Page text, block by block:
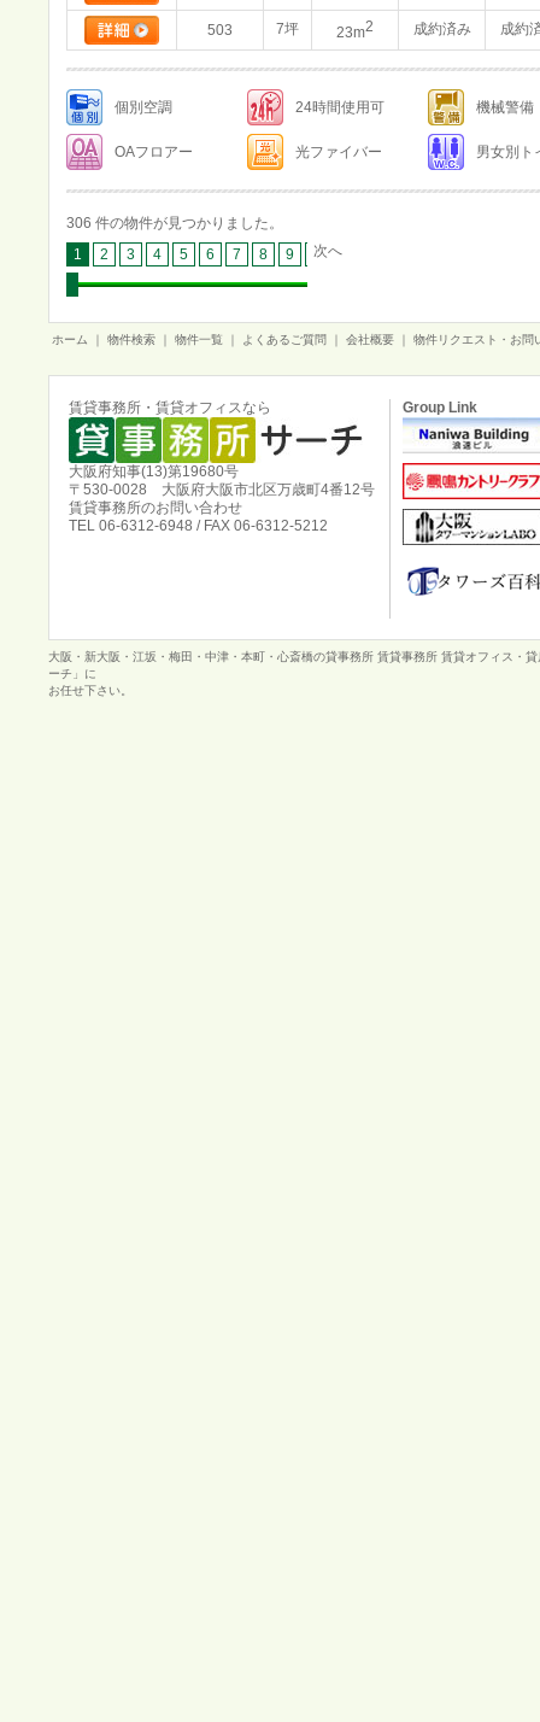
503 7坪 23m2 成約済み 成約
個別空調 24時間使用可 機械警備
OAフロアー 光ファイバー 男女別ト
306 件の物件が見つかりました。
1
2 3 4 5 6 7 8 9 10
次へ
ホーム 物件検索 物件一覧 よくあるご質問 会社概要 物件リクエスト・お問
賃貸事務所・賃貸オフィスなら
大阪府知事(13)第19680号
〒530-0028 大阪府大阪市北区万歳町4番12号
賃貸事務所のお問い合わせ
TEL 06-6312-6948 / FAX 06-6312-5212
Group Link
大阪・新大阪・江坂・梅田・中津・本町・心斎橋の貸事務所 賃貸事務所 賃貸オフィス・
ーチ」に
お任せ下さい。